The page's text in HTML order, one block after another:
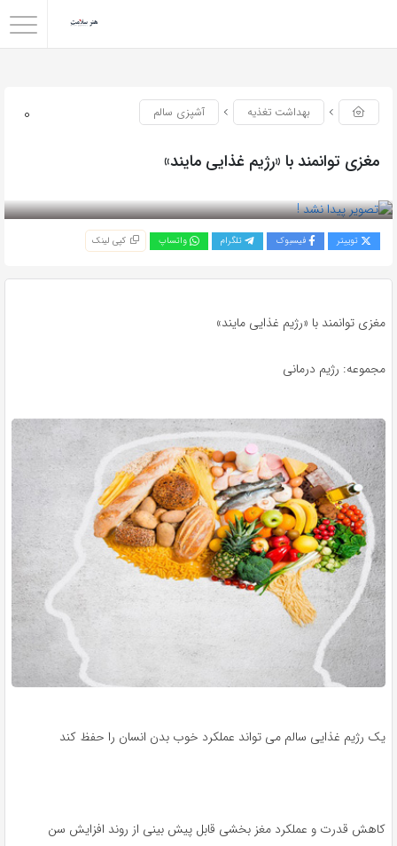
0 بهداشت تغذیه آشپزی سالم
مغزی توانمند با «رژیم غذایی مایند»
توییتر فیسبوک تلگرام واتساپ کپی لینک
مغزی توانمند با «رژیم غذایی مایند»
مجموعه: رژیم درمانی
یک رژیم غذایی سالم می تواند عملکرد خوب بدن انسان را حفظ کند
کاهش قدرت و عملکرد مغز بخشی قابل پیش بینی از روند افزایش سن